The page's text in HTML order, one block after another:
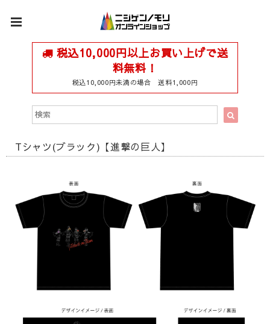
税込10,000円以上お買い上げで送
料無料！
税込10,000円未満の場合 送料1,000円
Tシャツ(ブラック)【進撃の巨人】